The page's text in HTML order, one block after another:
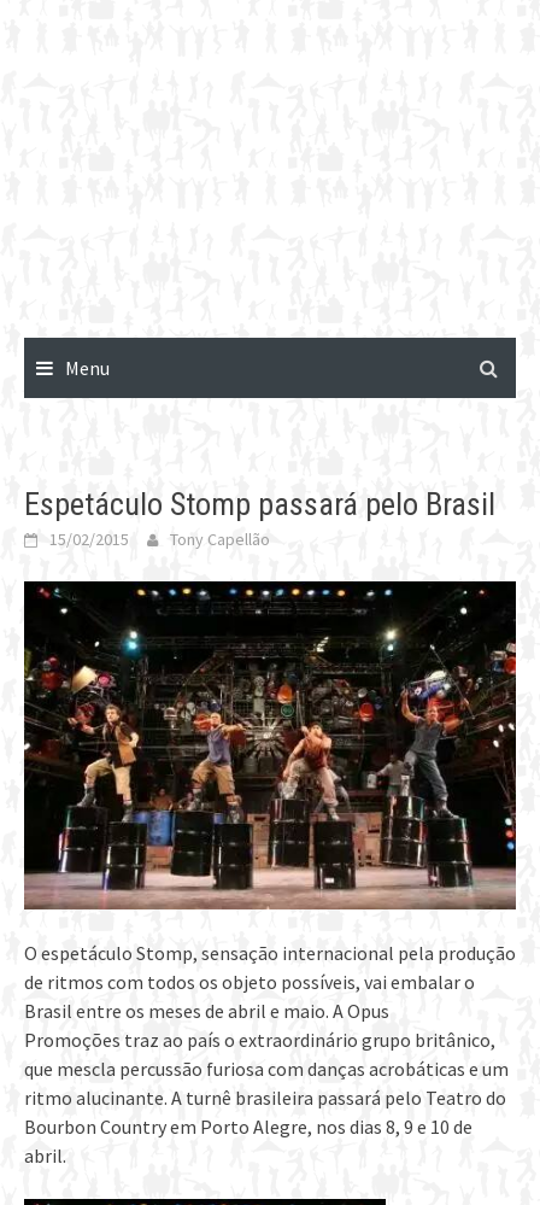
Menu
Espetáculo Stomp passará pelo Brasil
15/02/2015 Tony Capellão
O espetáculo Stomp, sensação internacional pela produção
de ritmos com todos os objeto possíveis, vai embalar o
Brasil entre os meses de abril e maio. A Opus
Promoções traz ao país o extraordinário grupo britânico,
que mescla percussão furiosa com danças acrobáticas e um
ritmo alucinante. A turnê brasileira passará pelo Teatro do
Bourbon Country em Porto Alegre, nos dias 8, 9 e 10 de
abril.